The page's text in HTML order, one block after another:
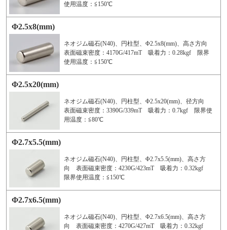
使用温度：≦150℃
Φ2.5x8(mm)
ネオジム磁石(N40)、円柱型、Φ2.5x8(mm)、高さ方向
表面磁束密度：4170G/417mT 吸着力：0.28kgf 限界
使用温度：≦150℃
Φ2.5x20(mm)
ネオジム磁石(N40)、円柱型、Φ2.5x20(mm)、径方向
表面磁束密度：3390G/339mT 吸着力：0.7kgf 限界使
用温度：≦80℃
Φ2.7x5.5(mm)
ネオジム磁石(N40)、円柱型、Φ2.7x5.5(mm)、高さ方
向 表面磁束密度：4230G/423mT 吸着力：0.32kgf
限界使用温度：≦150℃
Φ2.7x6.5(mm)
ネオジム磁石(N40)、円柱型、Φ2.7x6.5(mm)、高さ方
向 表面磁束密度：4270G/427mT 吸着力：0.32kgf